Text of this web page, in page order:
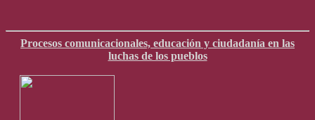
Procesos comunicacionales, educación y ciudadanía en las
luchas de los pueblos